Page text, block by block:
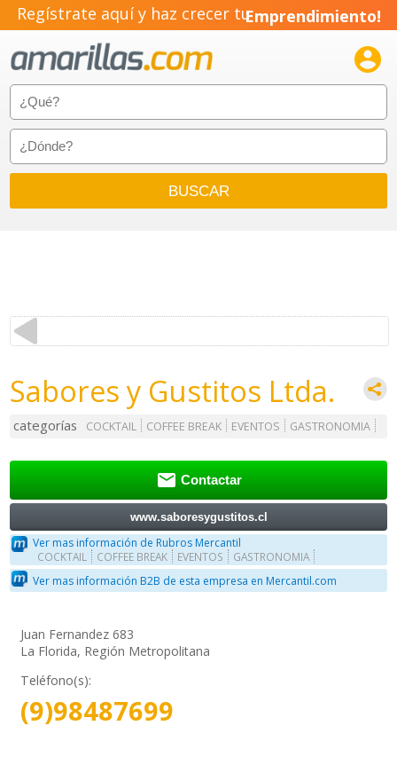
Regístrate aquí y haz crecer tuEmprendimiento!

Sabores y Gustitos Ltda.
categorías COCKTAIL COFFEE BREAK EVENTOS GASTRONOMIA
 Contactar
www.saboresygustitos.cl
Ver mas información de Rubros Mercantil
COCKTAIL COFFEE BREAK EVENTOS GASTRONOMIA
Ver mas información B2B de esta empresa en Mercantil.com
Juan Fernandez 683
La Florida, Región Metropolitana
Teléfono(s):
(9)98487699